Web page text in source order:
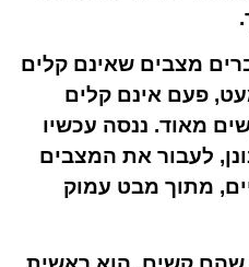
מצבים שאינם קלים
פעם אינם קלים
מאוד. ננסה עכשיו
לעבור את המצבים
מתוך מבט עמוק